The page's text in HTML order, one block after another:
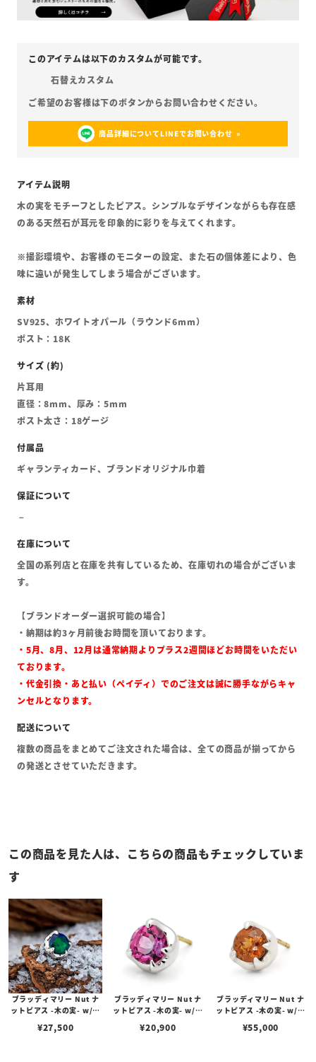
石替えカスタム
商品詳細についてLINEでお問い合わせ
木の実をモチーフとしたピアス。シンプルなデザインながらも存在感
のある天然石が耳元を印象的に彩りを与えてくれます。
※撮影環境や、お客様のモニターの設定、また石の個体差により、色
味に違いが発生してしまう場合がございます。
SV925、ホワイトオパール（ラウンド6mm）
ポスト：18K
片耳用
直径：8mm、厚み：5mm
ポスト太さ：18ゲージ
ギャランティカード、ブランドオリジナル巾着
全国の系列店と在庫を共有しているため、在庫切れの場合がございま
す。
【ブランドオーダー選択可能の場合】
・納期は約3ヶ月前後お時間を頂いております。
・5月、8月、12月は通常納期よりプラス2週間ほどお時間をいただい
ております。
・代金引換・あと払い（ペイディ）でのご注文は誠に勝手ながらキャ
ンセルとなります。
複数の商品をまとめてご注文された場合は、全ての商品が揃ってから
の発送とさせていただきます。
この商品を見た人は、こちらの商品もチェックしていま
す
ブラッディマリー Nut ナ
ットピアス -木の実- w/ブ
¥27,500
ブラッディマリー Nut ナ
ットピアス -木の実- w/ピ
¥20,900
ブラッディマリー Nut ナ
ットピアス -木の実- w/ブ
¥55,000